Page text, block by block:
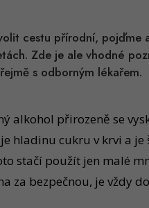
cestu přírodní,
Zde je ale vhodné
s odborným lékařem.
přirozeně se
hladinu cukru v krvi a
stačí použít jen malé
za bezpečnou, je vždy